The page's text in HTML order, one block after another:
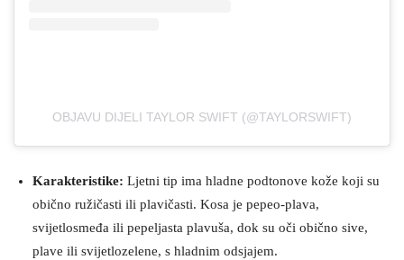
OBJAVU DIJELI TAYLOR SWIFT (@TAYLORSWIFT)
Karakteristike: Ljetni tip ima hladne podtonove kože koji su
obično ružičasti ili plavičasti. Kosa je pepeo-plava,
svijetlosmeđa ili pepeljasta plavuša, dok su oči obično sive,
plave ili svijetlozelene, s hladnim odsjajem.